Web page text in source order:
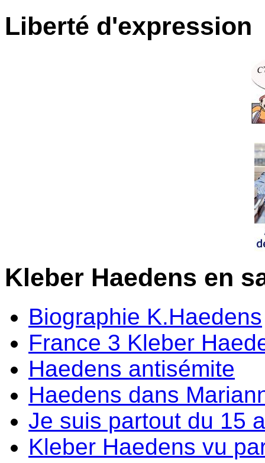
Liberté d'expression
Kleber Haedens en
Biographie K.Haedens
France 3 Kleber
Haedens antisémite
Haedens dans
Je suis partout du 15
Kleber Haedens vu